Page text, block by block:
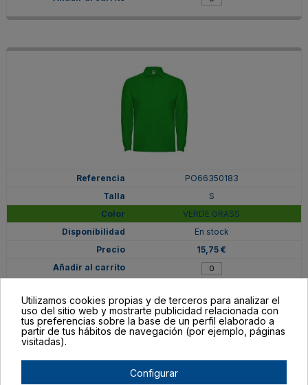
PO66350183
S
VERDE GRASS
En stock
15,75 €
Utilizamos cookies propias y de terceros para analizar el
uso del sitio web y mostrarte publicidad relacionada con
tus preferencias sobre la base de un perfil elaborado a
partir de tus hábitos de navegación (por ejemplo, páginas
visitadas).
Configurar